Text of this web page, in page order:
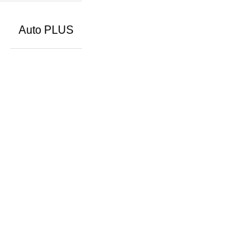
Auto PLUS